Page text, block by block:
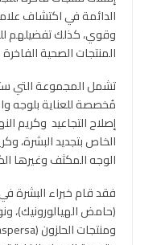
الدائمة في اكتشاف
وقوي، كذلك تفضيلهم
المنتجات الصحية
مُخصصة للعناية بلوجه
إصلاح التجاعيد وكريم
الخاص بتجديد البشرة،
الوجه المكثف وغيرها
فقد قام خبراء البشرة
(حامض الهيالورونيك)،